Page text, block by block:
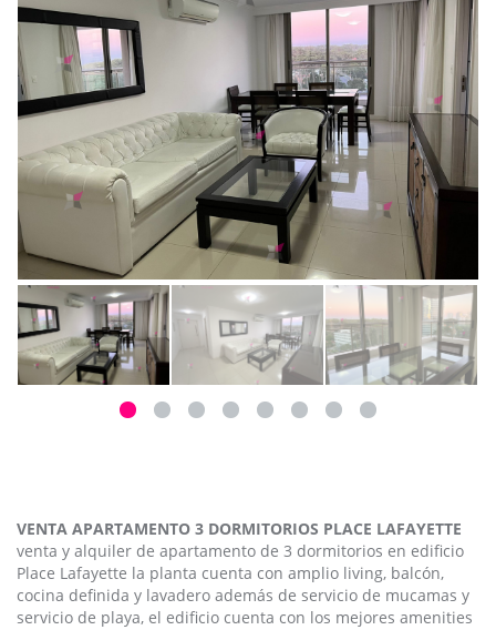
VENTA APARTAMENTO 3 DORMITORIOS PLACE LAFAYETTE
venta y alquiler de apartamento de 3 dormitorios en edificio
Place Lafayette la planta cuenta con amplio living, balcón,
cocina definida y lavadero además de servicio de mucamas y
servicio de playa, el edificio cuenta con los mejores amenities